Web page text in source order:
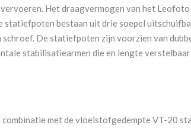
Het draagvermogen van het
statiefpoten bestaan uit drie soepel
De statiefpoten zijn voorzien van
stabilisatiearmen die en lengte
met de vloeistofgedempte VT-20